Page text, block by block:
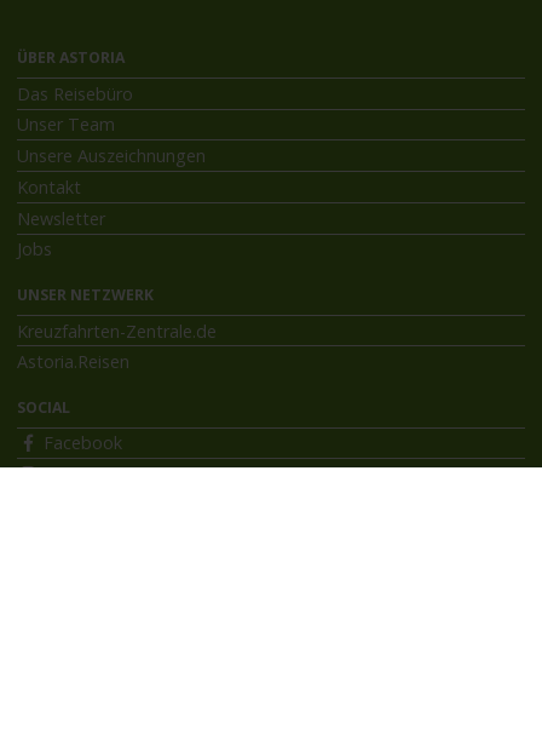
ÜBER ASTORIA
Das Reisebüro
Unser Team
Unsere Auszeichnungen
Kontakt
Newsletter
Jobs
UNSER NETZWERK
Kreuzfahrten-Zentrale.de
Astoria.Reisen
SOCIAL
Facebook
Instagram